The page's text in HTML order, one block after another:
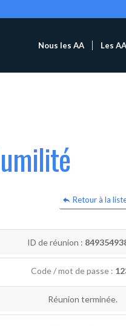
Nous les AA Les
Retour à la
ID de réunion :
Code / mot de passe :
Réunion terminée.